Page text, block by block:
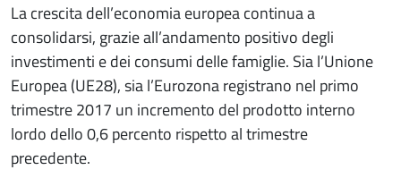
La crescita dell’economia europea continua a
consolidarsi, grazie all’andamento positivo degli
investimenti e dei consumi delle famiglie. Sia l’Unione
Europea (UE28), sia l’Eurozona registrano nel primo
trimestre 2017 un incremento del prodotto interno
lordo dello 0,6 percento rispetto al trimestre
precedente.